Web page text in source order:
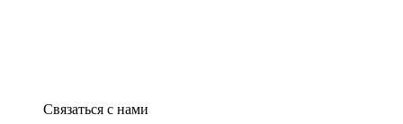
Связаться с нами